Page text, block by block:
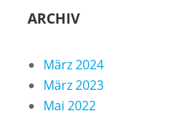
ARCHIV
März 2024
März 2023
Mai 2022